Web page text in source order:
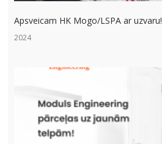
Apsveicam HK Mogo/LSPA ar uzvaru!
2024